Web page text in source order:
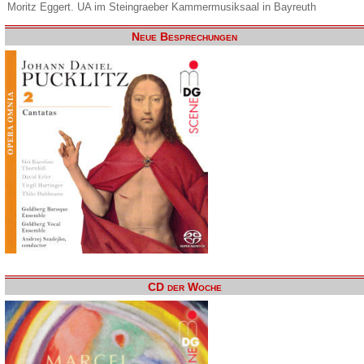
Moritz Eggert. UA im Steingraeber Kammermusiksaal in Bayreuth
Neue Besprechungen
CD der Woche